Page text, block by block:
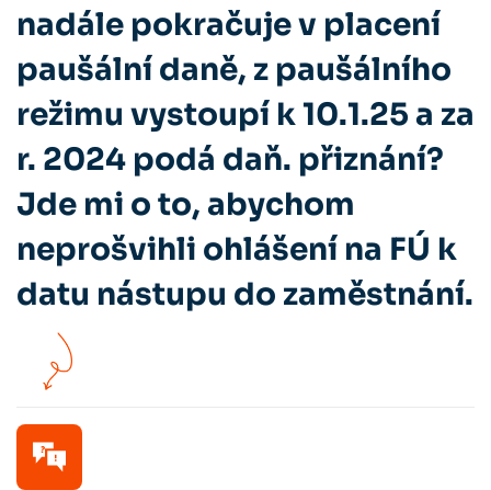
nadále pokračuje v placení
paušální daně, z paušálního
režimu vystoupí k 10.1.25 a za
r. 2024 podá daň. přiznání?
Jde mi o to, abychom
neprošvihli ohlášení na FÚ k
datu nástupu do zaměstnání.